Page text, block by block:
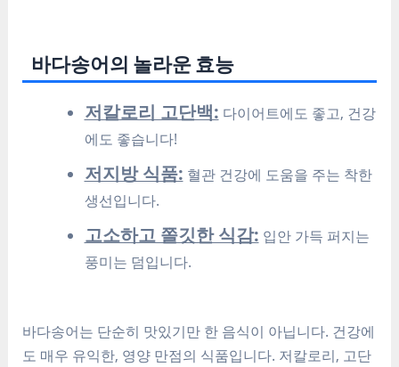
바다송어의 놀라운 효능
저칼로리 고단백: 다이어트에도 좋고, 건강
에도 좋습니다!
저지방 식품: 혈관 건강에 도움을 주는 착한
생선입니다.
고소하고 쫄깃한 식감: 입안 가득 퍼지는
풍미는 덤입니다.
바다송어는 단순히 맛있기만 한 음식이 아닙니다. 건강에
도 매우 유익한, 영양 만점의 식품입니다. 저칼로리, 고단